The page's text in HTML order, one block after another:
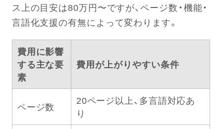
ス上の目安は80万円〜ですが、ページ数・機能・
言語化支援の有無によって変わります。
費用に影響
する主な要
素
費用が上がりやすい条件
ページ数
20ページ以上、多言語対応あ
り